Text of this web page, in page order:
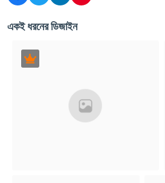
একই ধরনের ডিজাইন